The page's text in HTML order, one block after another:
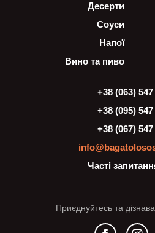
Десерти
Соуси
Напої
Вино та пиво
+38 (063) 547
+38 (095) 547
+38 (067) 547
Часті
Приєднуйтесь та